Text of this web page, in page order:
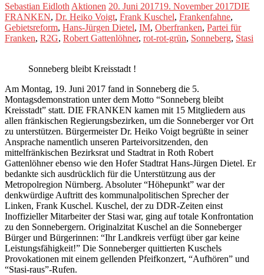
Sebastian Eidloth Aktionen 20. Juni 201719. November 2017DIE
FRANKEN, Dr. Heiko Voigt, Frank Kuschel, Frankenfahne,
Gebietsreform, Hans-Jürgen Dietel, IM, Oberfranken, Partei für
Franken, R2G, Robert Gattenlöhner, rot-rot-grün, Sonneberg, Stasi
Sonneberg bleibt Kreisstadt !
Am Montag, 19. Juni 2017 fand in Sonneberg die 5.
Montagsdemonstration unter dem Motto “Sonneberg bleibt
Kreisstadt” statt. DIE FRANKEN kamen mit 15 Mitgliedern aus
allen fränkischen Regierungsbezirken, um die Sonneberger vor Ort
zu unterstützen. Bürgermeister Dr. Heiko Voigt begrüßte in seiner
Ansprache namentlich unseren Parteivorsitzenden, den
mittelfränkischen Bezirksrat und Stadtrat in Roth Robert
Gattenlöhner ebenso wie den Hofer Stadtrat Hans-Jürgen Dietel. Er
bedankte sich ausdrücklich für die Unterstützung aus der
Metropolregion Nürnberg. Absoluter “Höhepunkt” war der
denkwürdige Auftritt des kommunalpolitischen Sprecher der
Linken, Frank Kuschel. Kuschel, der zu DDR-Zeiten einst
Inoffizieller Mitarbeiter der Stasi war, ging auf totale Konfrontation
zu den Sonnebergern. Originalzitat Kuschel an die Sonneberger
Bürger und Bürgerinnen: “Ihr Landkreis verfügt über gar keine
Leistungsfähigkeit!” Die Sonneberger quittierten Kuschels
Provokationen mit einem gellenden Pfeifkonzert, “Aufhören” und
“Stasi-raus”-Rufen.